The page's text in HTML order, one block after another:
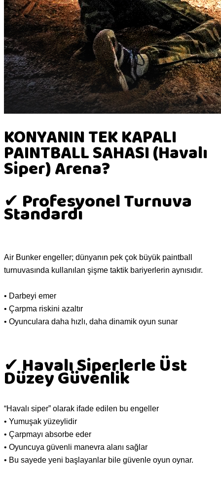
KONYANIN TEK KAPALI
PAINTBALL SAHASI (Havalı
Siper) Arena?
✔ Profesyonel Turnuva
Standardı
Air Bunker engeller; dünyanın pek çok büyük paintball
turnuvasında kullanılan şişme taktik bariyerlerin aynısıdır.
• Darbeyi emer
• Çarpma riskini azaltır
• Oyunculara daha hızlı, daha dinamik oyun sunar
✔ Havalı Siperlerle Üst
Düzey Güvenlik
“Havalı siper” olarak ifade edilen bu engeller
• Yumuşak yüzeylidir
• Çarpmayı absorbe eder
• Oyuncuya güvenli manevra alanı sağlar
• Bu sayede yeni başlayanlar bile güvenle oyun oynar.